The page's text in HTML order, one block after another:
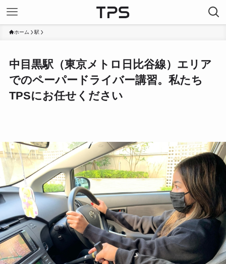
ホーム 駅
中目黒駅（東京メトロ日比谷線）エリア
でのペーパードライバー講習。私たち
TPSにお任せください